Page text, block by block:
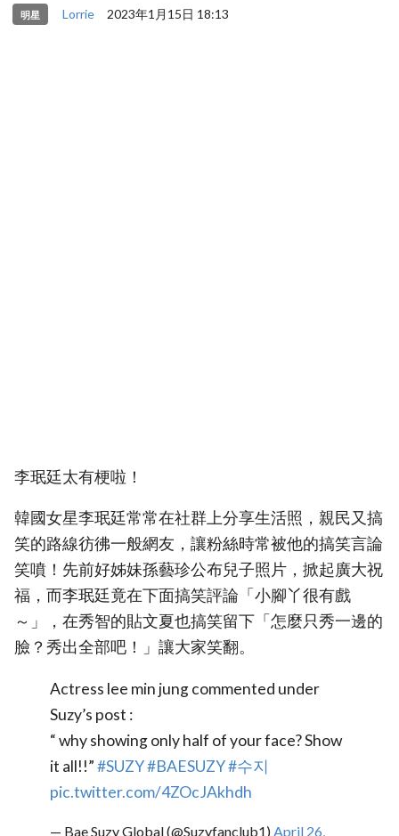
明星 Lorrie 2023年1月15日 18:13
李珉廷太有梗啦！
韓國女星李珉廷常常在社群上分享生活照，親民又搞
笑的路線彷彿一般網友，讓粉絲時常被他的搞笑言論
笑噴！先前好姊妹孫藝珍公布兒子照片，掀起廣大祝
福，而李珉廷竟在下面搞笑評論「小腳丫很有戲
～」，在秀智的貼文夏也搞笑留下「怎麼只秀一邊的
臉？秀出全部吧！」讓大家笑翻。
Actress lee min jung commented under
Suzy’s post :
“ why showing only half of your face? Show
it all!!”#SUZY#BAESUZY#수지
pic.twitter.com/4ZOcJAkhdh
— Bae Suzy Global (@Suzyfanclub1) April 26,